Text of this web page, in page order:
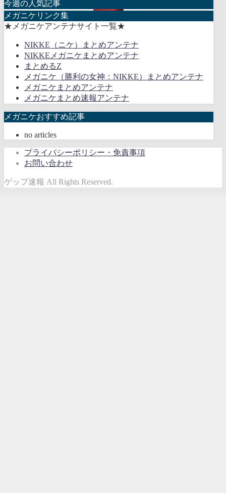
今週の人気記事
メガニケリンク集
★メガニケアンテナサイト一覧★
NIKKE（ニケ）まとめアンテナ
NIKKEメガニケまとめアンテナ
まとめるZ
メガニケ（勝利の女神：NIKKE）まとめアンテナ
メガニケまとめアンテナ
メガニケまとめ速報アンテナ
メガニケおすすめ記事
no articles
プライバシーポリシー・免責事項
お問い合わせ
ゲップ速報 All Rights Reserved.